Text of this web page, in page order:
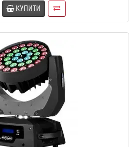
КУПИТИ